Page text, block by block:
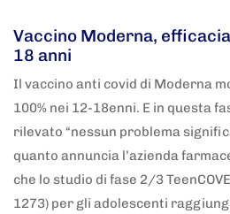
Vaccino Moderna,
18 anni
Il vaccino anti covid di Moderna
100% nei 12-18enni. E in questa
rilevato “nessun problema
quanto annuncia l’azienda
che lo studio di fase 2/3
1273) per gli adolescenti